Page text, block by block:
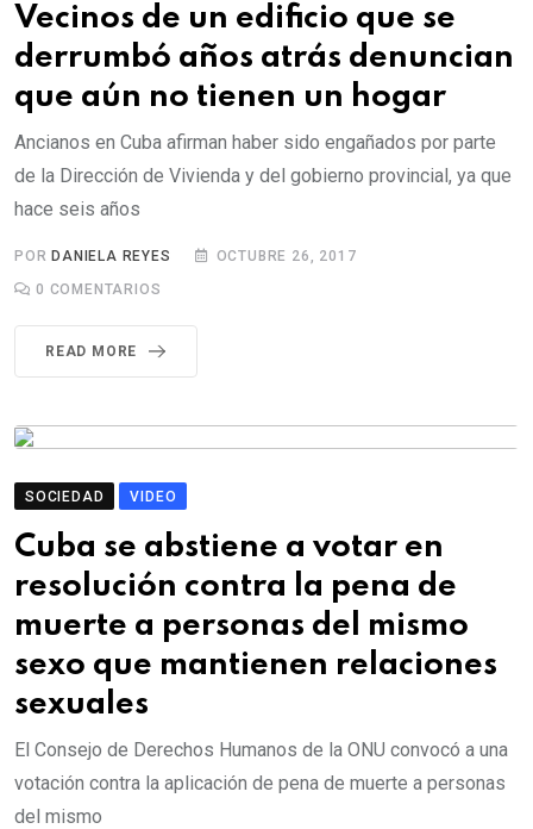
Vecinos de un edificio que se
derrumbó años atrás denuncian
que aún no tienen un hogar
Ancianos en Cuba afirman haber sido engañados por parte
de la Dirección de Vivienda y del gobierno provincial, ya que
hace seis años
PORDANIELA REYES
OCTUBRE 26, 2017
0 COMENTARIOS
READ MORE
SOCIEDAD VIDEO
Cuba se abstiene a votar en
resolución contra la pena de
muerte a personas del mismo
sexo que mantienen relaciones
sexuales
El Consejo de Derechos Humanos de la ONU convocó a una
votación contra la aplicación de pena de muerte a personas
del mismo